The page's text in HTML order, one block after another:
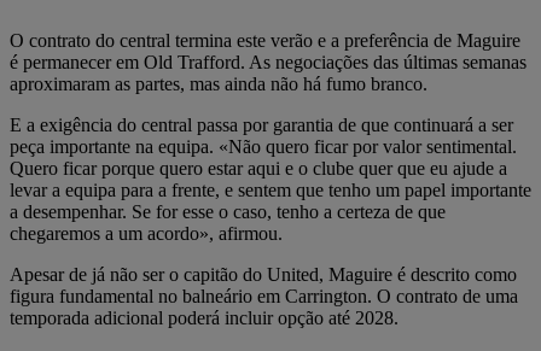
O contrato do central termina este verão e a preferência de Maguire
é permanecer em Old Trafford. As negociações das últimas semanas
aproximaram as partes, mas ainda não há fumo branco.
E a exigência do central passa por garantia de que continuará a ser
peça importante na equipa. «Não quero ficar por valor sentimental.
Quero ficar porque quero estar aqui e o clube quer que eu ajude a
levar a equipa para a frente, e sentem que tenho um papel importante
a desempenhar. Se for esse o caso, tenho a certeza de que
chegaremos a um acordo», afirmou.
Apesar de já não ser o capitão do United, Maguire é descrito como
figura fundamental no balneário em Carrington. O contrato de uma
temporada adicional poderá incluir opção até 2028.